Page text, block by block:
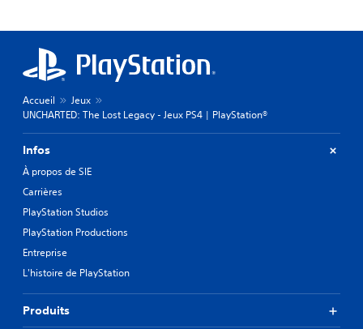
Accueil
Jeux
UNCHARTED: The Lost Legacy - Jeux PS4 | PlayStation®
Infos
À propos de SIE
Carrières
PlayStation Studios
PlayStation Productions
Entreprise
L'histoire de PlayStation
Produits